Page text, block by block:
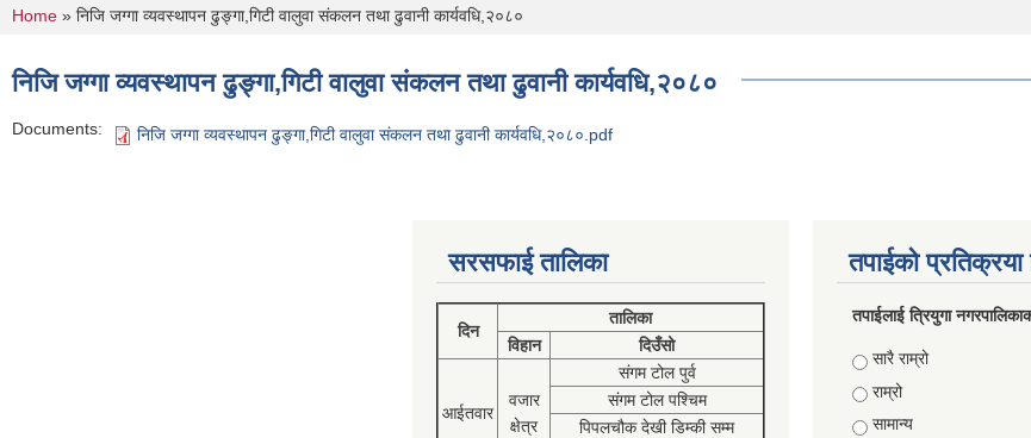
You are here
Home » निजि जग्गा व्यवस्थापन ढुङ्गा,गिटी वालुवा संकलन तथा ढुवानी कार्यवधि,२०८०
निजि जग्गा व्यवस्थापन ढुङ्गा,गिटी वालुवा संकलन तथा ढुवानी कार्यवधि,२०८०
Documents: निजि जग्गा व्यवस्थापन ढुङ्गा,गिटी वालुवा संकलन तथा ढुवानी कार्यवधि,२०८०.pdf
सरसफाई तालिका
दिन
तालिका
विहान
दिउँसो
आईतवार
वजार
क्षेत्र
संगम टोल पुर्व
संगम टोल पश्चिम
पिपलचौक देखी डिम्की सम्म
तपाईको प्रतिक्रया
तपाईलाई त्रियुगा
Choices
सारै राम्रो
राम्रो
सामान्य